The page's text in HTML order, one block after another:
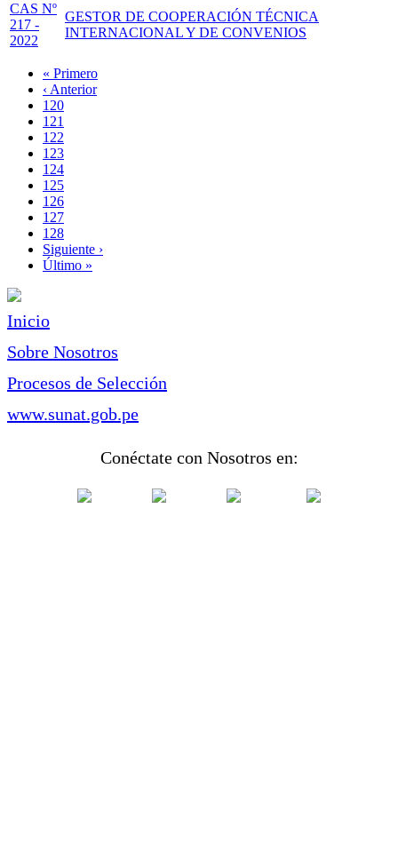
CAS Nº
217 -
2022
GESTOR DE COOPERACIÓN TÉCNICA
INTERNACIONAL Y DE CONVENIOS
Paginación
Primera
página
« Primero
Página
anterior
‹ Anterior
Page
120
Page
121
Page
122
Page
123
Página
actual
124
Page
125
Page
126
Page
127
Page
128
Siguiente
página
Siguiente ›
Última
Último »
Inicio
Sobre Nosotros
Procesos de Selección
www.sunat.gob.pe
Conéctate con Nosotros en: